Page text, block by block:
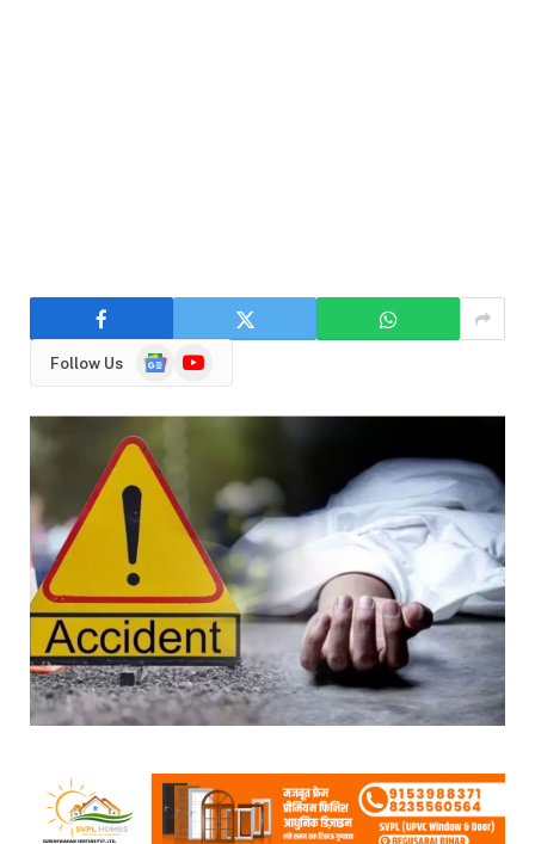
Follow Us
GoogleYouTube